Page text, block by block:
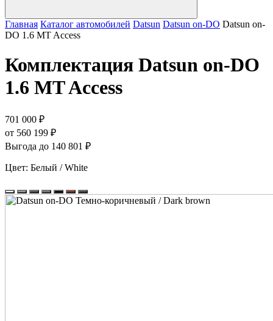
Главная Каталог автомобилей Datsun Datsun on-DO Datsun on-
DO 1.6 MT Access
Комплектация Datsun on-DO
1.6 MT Access
701 000 ₽
от 560 199 ₽
Выгода до 140 801 ₽
Цвет: Белый / White